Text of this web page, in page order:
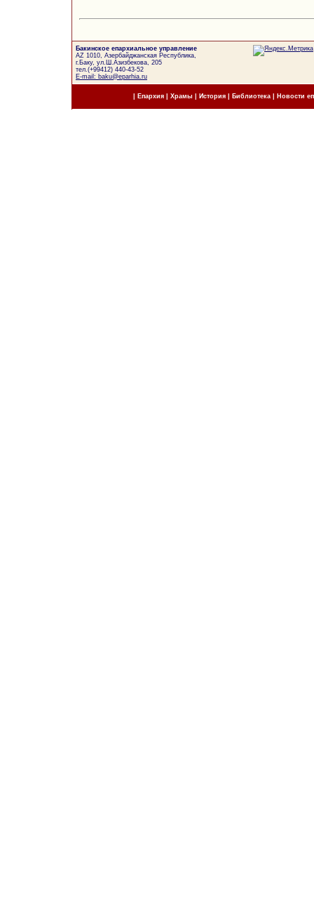
Бакинское епархиальное управление
AZ 1010, Азербайджанская Республика,
г.Баку, ул.Ш.Азизбекова, 205
тел.(+99412) 440-43-52
E-mail: baku@eparhia.ru
Епархия| Храмы История| Библиотека Новости